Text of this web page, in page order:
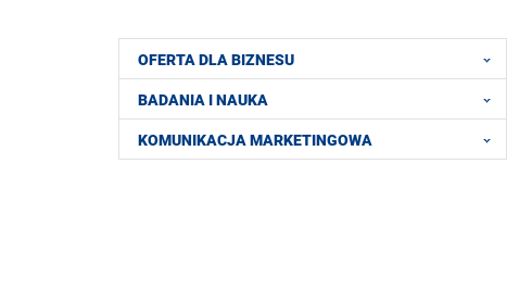
OFERTA DLA BIZNESU
BADANIA I NAUKA
KOMUNIKACJA MARKETINGOWA